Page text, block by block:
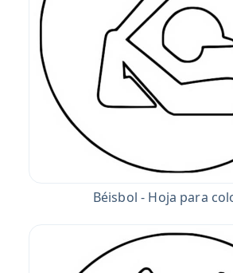
Béisbol - Hoja para